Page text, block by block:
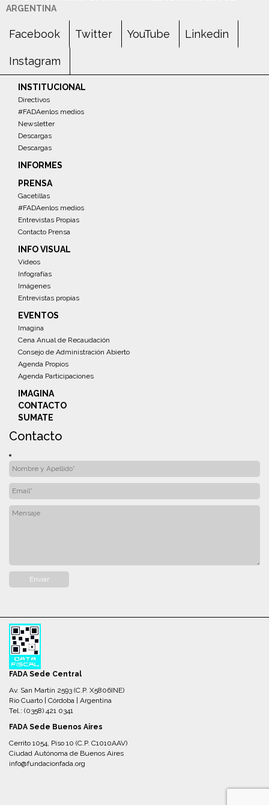
ARGENTINA
Facebook Twitter YouTube Linkedin
Instagram
INSTITUCIONAL
Directivos
#FADAenlos medios
Newsletter
Descargas
Descargas
INFORMES
PRENSA
Gacetillas
#FADAenlos medios
Entrevistas Propias
Contacto Prensa
INFO VISUAL
Videos
Infografías
Imágenes
Entrevistas propias
EVENTOS
Imagina
Cena Anual de Recaudación
Consejo de Administración Abierto
Agenda Propios
Agenda Participaciones
IMAGINA
CONTACTO
SUMATE
Contacto
FADA Sede Central
Av. San Martín 2593 (C.P. X5806INE)
Río Cuarto | Córdoba | Argentina
Tel.: (0358) 421 0341
FADA Sede Buenos Aires
Cerrito 1054, Piso 10 (C.P. C1010AAV)
Ciudad Autónoma de Buenos Aires
info@fundacionfada.org